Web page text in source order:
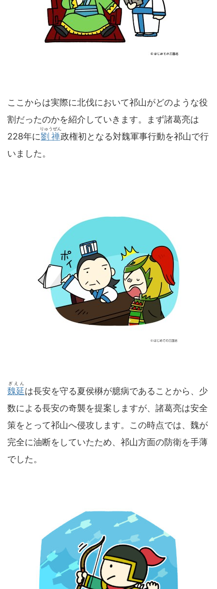
ここからは実際に北伐において祁山がどのような役
割だったのかを紹介していきます。まず諸葛亮は
228年に劉禅
りゅうぜん
政権初となる対魏軍事行動を祁山で行
いました。
魏延
ぎえん
は長安を守る夏侯楙が臆病であることから、少
数による長安の奇襲を提案しますが、諸葛亮は安全
策をとって祁山へ侵攻します。この時点では、魏が
完全に油断をしていたため、祁山方面の防衛を手薄
でした。